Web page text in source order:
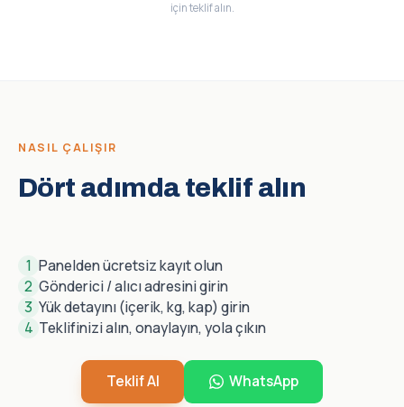
için teklif alın.
NASIL ÇALIŞIR
Dört adımda teklif alın
1 Panelden ücretsiz kayıt olun
2 Gönderici / alıcı adresini girin
3 Yük detayını (içerik, kg, kap) girin
4 Teklifinizi alın, onaylayın, yola çıkın
Teklif Al WhatsApp